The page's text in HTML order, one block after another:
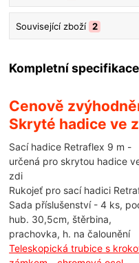
Související zboží 2
Kompletní specifikace
Cenově
Skryté hadice ve
Sací hadice Retraflex 9 m -
určená pro skrytou hadice
zdi
Rukojeť pro sací hadici
Sada příslušenství - 4 ks,
hub. 30,5cm, štěrbina,
prachovka, h. na čalounění
Teleskopická trubice s